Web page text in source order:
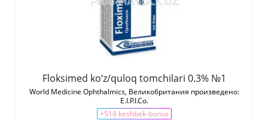
Floksimed ko‘z/quloq tomchilari 0.3% №1
World Medicine Ophthalmics, Великобритания произведено:
E.I.P.I.Co.
+518 keshbek-bonus